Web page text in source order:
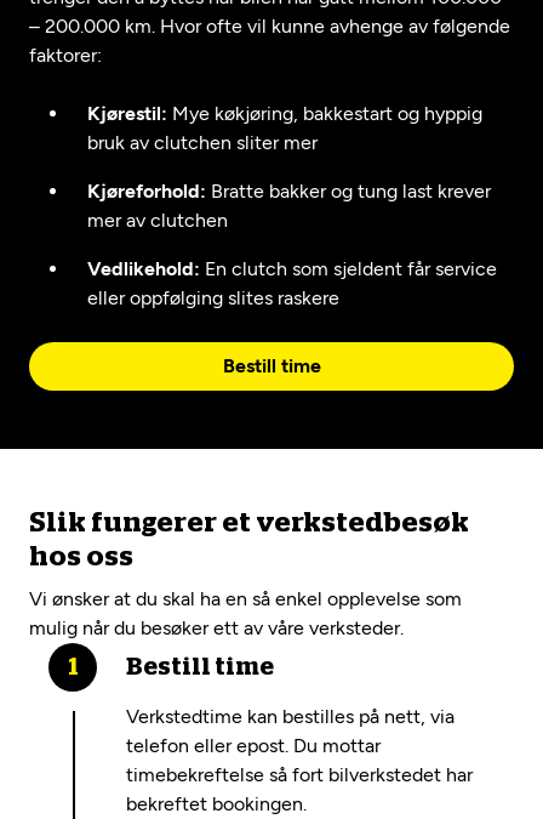
– 200.000 km. Hvor ofte vil kunne avhenge av følgende
faktorer:
Kjørestil: Mye køkjøring, bakkestart og hyppig
bruk av clutchen sliter mer
Kjøreforhold: Bratte bakker og tung last krever
mer av clutchen
Vedlikehold: En clutch som sjeldent får service
eller oppfølging slites raskere
Bestill time
Slik fungerer et verkstedbesøk
hos oss
Vi ønsker at du skal ha en så enkel opplevelse som
mulig når du besøker ett av våre verksteder.
Bestill time
Verkstedtime kan bestilles på nett, via
telefon eller epost. Du mottar
timebekreftelse så fort bilverkstedet har
bekreftet bookingen.